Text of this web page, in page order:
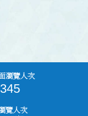
瀏覽人次
覽人次